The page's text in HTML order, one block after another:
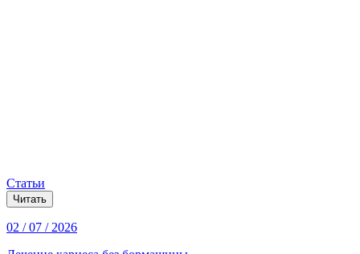
Статьи
Читать
02 / 07 / 2026